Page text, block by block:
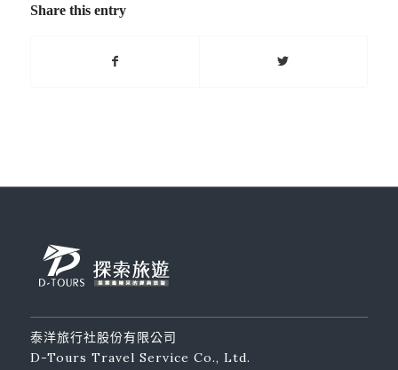
Share this entry
泰洋旅行社股份有限公司
D-Tours Travel Service Co., Ltd.